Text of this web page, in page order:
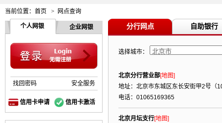
当前位置： 首页 > 网点查询
个人网银 企业网银
找回密码 安全服务
信用卡申请 信用卡激活
分行网点 自助银行
选择城市：
北京分行营业部[地图]
地址：北京市东城区东长安街甲2号（
电话：01065169365
北京月坛支行[地图]